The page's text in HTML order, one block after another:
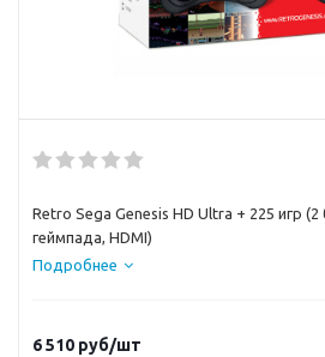
Retro Sega Genesis HD Ultra + 225 игр
геймпада, HDMI)
Подробнее
6 510 руб/шт